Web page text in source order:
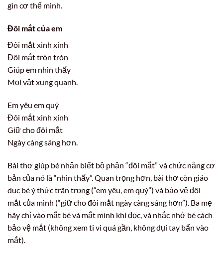
gìn cơ thể mình.
Đôi mắt của em
Đôi mắt xinh xinh
Đôi mắt tròn tròn
Giúp em nhìn thấy
Mọi vật xung quanh.
Em yêu em quý
Đôi mắt xinh xinh
Giữ cho đôi mắt
Ngày càng sáng hơn.
Bài thơ giúp bé nhận biết bộ phận “đôi mắt” và chức năng cơ
bản của nó là “nhìn thấy”. Quan trọng hơn, bài thơ còn giáo
dục bé ý thức trân trọng (“em yêu, em quý”) và bảo vệ đôi
mắt của mình (“giữ cho đôi mắt ngày càng sáng hơn”). Ba mẹ
hãy chỉ vào mắt bé và mắt mình khi đọc, và nhắc nhở bé cách
bảo vệ mắt (không xem ti vi quá gần, không dụi tay bẩn vào
mắt).